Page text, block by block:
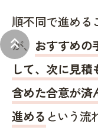
keyboard_double_arrow_up
順不同で進める
が、 おすすめの
して、次に見
含めた合意が済
進める という流